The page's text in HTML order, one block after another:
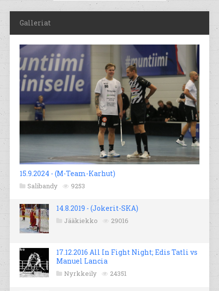
Galleriat
15.9.2024 - (M-Team-Karhut)
Salibandy 9253
14.8.2019 - (Jokerit-SKA)
Jääkiekko 29016
17.12.2016 All In Fight Night; Edis Tatli vs
Manuel Lancia
Nyrkkeily 24351